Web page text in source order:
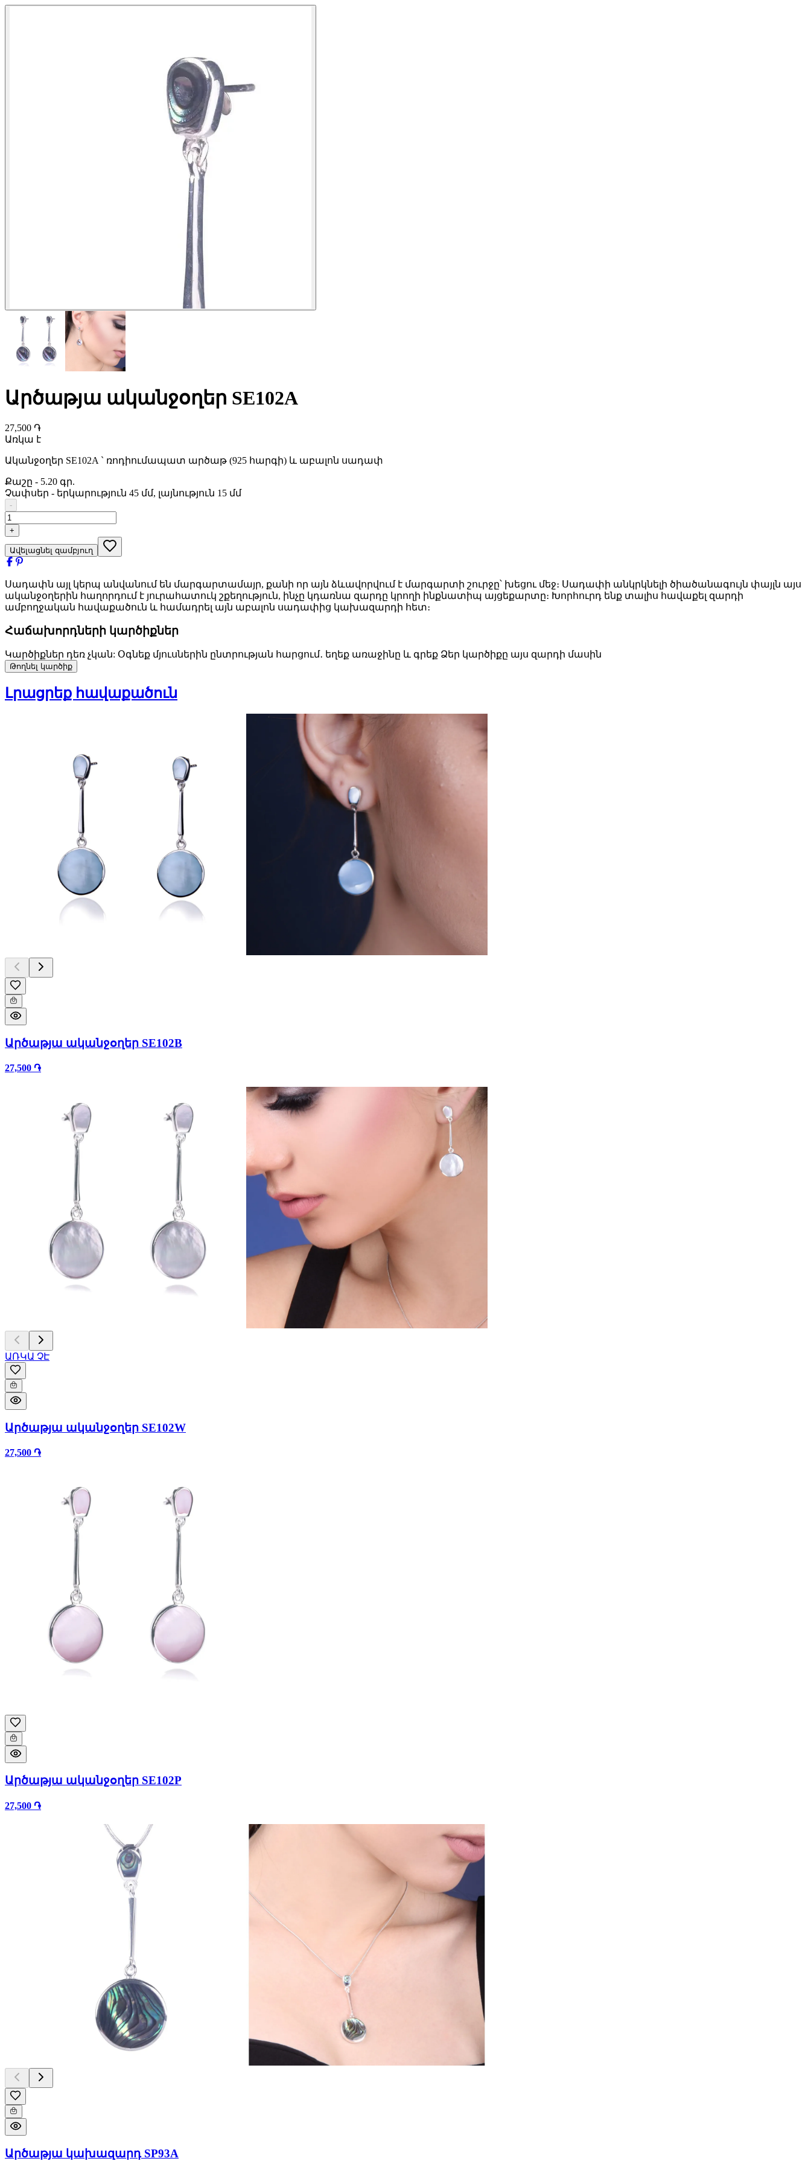
Արծաթյա ականջօղեր SE102A
27,500 ֏
Առկա է
Ականջօղեր SE102A ` ռոդիումապատ արծաթ (925 հարգի) և աբալոն սադափ
Քաշը - 5.20 գր.
Չափսեր - երկարություն 45 մմ, լայնություն 15 մմ
-
+
Ավելացնել զամբյուղ
Սադափն այլ կերպ անվանում են մարգարտամայր, քանի որ այն ձևավորվում է մարգարտի շուրջը՝ խեցու մեջ։ Սադափի անկրկնելի ծիածանագույն փայլն այս
ականջօղերին հաղորդում է յուրահատուկ շքեղություն, ինչը կդառնա զարդը կրողի ինքնատիպ այցեքարտը։ Խորհուրդ ենք տալիս հավաքել զարդի
ամբողջական հավաքածուն և համադրել այն աբալոն սադափից կախազարդի հետ։
Հաճախորդների կարծիքներ
Կարծիքներ դեռ չկան: Օգնեք մյուսներին ընտրության հարցում․ եղեք առաջինը և գրեք Ձեր կարծիքը այս զարդի մասին
Թողնել կարծիք
Լրացրեք հավաքածուն
Արծաթյա ականջօղեր SE102B
27,500 ֏
ԱՌԿԱ ՉԷ
Արծաթյա ականջօղեր SE102W
27,500 ֏
Արծաթյա ականջօղեր SE102P
27,500 ֏
Արծաթյա կախազարդ SP93A